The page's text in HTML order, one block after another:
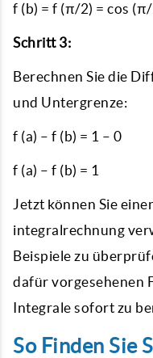
f (b) = f (π/2) = cos
Schritt 3:
Berechnen Sie die
und Untergrenze:
f (a) – f (b) = 1 – 0
f (a) – f (b) = 1
Jetzt können Sie
integralrechnung
Beispiele zu
dafür vorgesehenen
Integrale sofort zu
So Finden Sie